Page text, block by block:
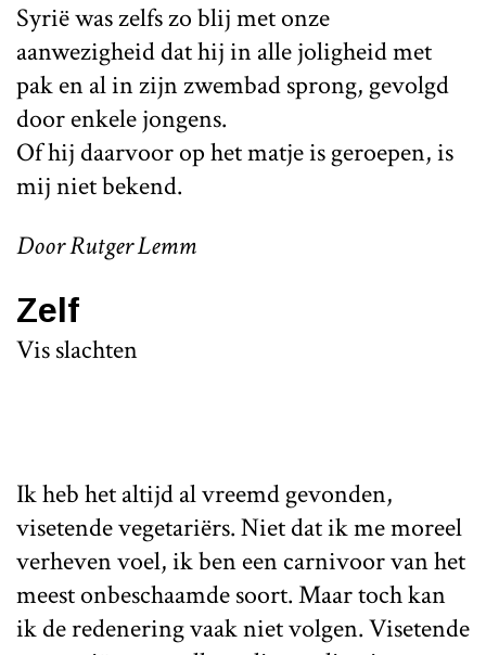
Syrië was zelfs zo blij met onze
aanwezigheid dat hij in alle joligheid met
pak en al in zijn zwembad sprong, gevolgd
door enkele jongens.
Of hij daarvoor op het matje is geroepen, is
mij niet bekend.
Door Rutger Lemm
Zelf
Vis slachten
Ik heb het altijd al vreemd gevonden,
visetende vegetariërs. Niet dat ik me moreel
verheven voel, ik ben een carnivoor van het
meest onbeschaamde soort. Maar toch kan
ik de redenering vaak niet volgen. Visetende